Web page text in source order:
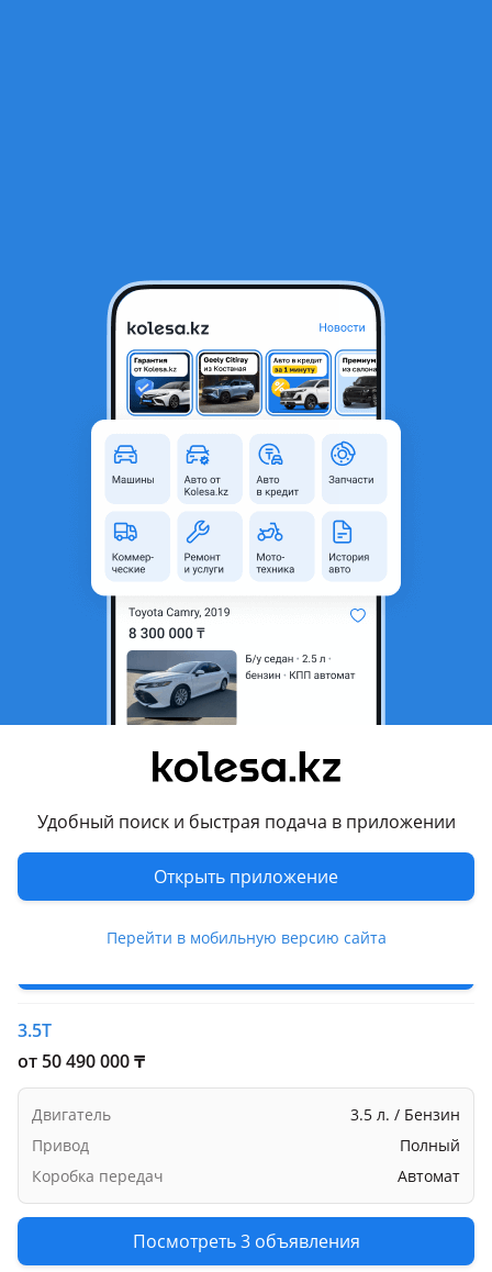
Удобный поиск и быстрая подача в приложении
Открыть приложение
Перейти в мобильную версию сайта
Genesis GV80
8 предложений
37 490 000 - 50 490 000 ₸
Цены и комплектации Описание
Комплектациив Казахстане
Сравнить все комплектации
Двигатель
2.5 л. / Дизель
Коробка передач
Автомат
3.5T
от 50 490 000 ₸
Двигатель
3.5 л. / Бензин
Привод
Полный
Коробка передач
Автомат
Посмотреть 3 объявления